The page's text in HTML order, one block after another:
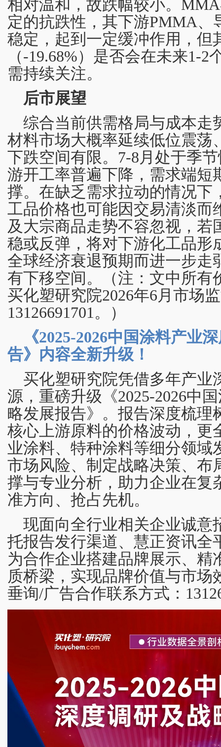
相对温和，故跌幅较小。
定的抗跌性，其下游PMMA、
稳定，起到一定缓冲作用，但
（-19.68%）是否会在未来1-
需持续关注。
后市展望
综合当前供需格局与成本走
材料市场大概率延续低位震荡
下跌空间有限。7-8月处于季
游开工率普遍下降，需求端短
撑。在缺乏需求拉动的情况下
工品价格也可能因交易清淡而
及大宗商品走势不容忽视，若
稳或反弹，将对下游化工品形
全球经济衰退预期而进一步走
有下移空间。（注：文中所有
买化塑研究院2026年6月市场
13126691701。）
《2025-2026中国涂料产业
告》内容全新升级！
买化塑研究院凭借多年产业
源，重磅升级《2025-2026中
略发展报告》。报告深度梳理
核心上游原料的价格波动，更
业涂料、特种涂料等细分领域
市场风险、制定战略决策、布
撑与专业分析，助力企业在复
准方向、抢占先机。
现面向全行业相关企业诚意
托报告发行渠道、慧正资讯全
为合作企业搭建品牌展示、精
质桥梁，实现品牌价值与市场
垂询/广告合作联系方式：